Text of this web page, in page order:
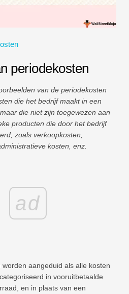
modellering
periodekosten
van de periodekosten
die het bedrijf maakt in een
die niet zijn toegewezen aan
producten die door het bedrijf
zoals verkoopkosten,
kosten, enz.
ad
aangeduid als alle kosten
in vooruitbetaalde
en in plaats van een